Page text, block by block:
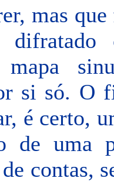
mas
mapa
si só. O
é certo,
de uma
contas,